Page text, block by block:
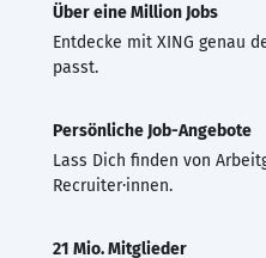
Über eine Million Jobs
Entdecke mit XING genau
passt.
Persönliche Job-Angebote
Lass Dich finden von
Recruiter·innen.
21 Mio. Mitglieder